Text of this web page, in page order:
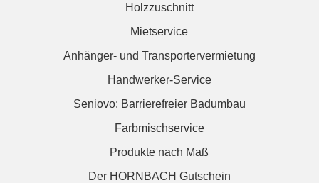
Holzzuschnitt
Mietservice
Anhänger- und Transportervermietung
Handwerker-Service
Seniovo: Barrierefreier Badumbau
Farbmischservice
Produkte nach Maß
Der HORNBACH Gutschein